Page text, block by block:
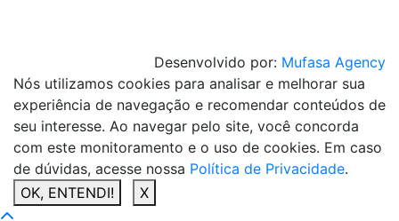
Desenvolvido por: Mufasa Agency
Nós utilizamos cookies para analisar e melhorar sua
experiência de navegação e recomendar conteúdos de
seu interesse. Ao navegar pelo site, você concorda
com este monitoramento e o uso de cookies. Em caso
de dúvidas, acesse nossa Política de Privacidade.
OK, ENTENDI!
X